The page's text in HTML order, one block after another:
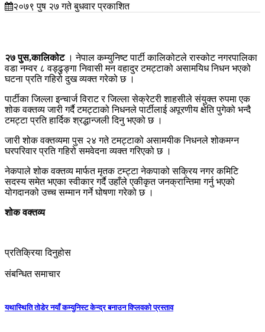
२०७९ पुष २७ गते बुधवार प्रकाशित
२७ पुस,कालिकोट। नेपाल कम्युनिष्ट पार्टी कालिकोटले रास्कोट नगरपालिका
वडा नम्वर ८ वड्ढुङ्गा निवासी मन वहादुर टमट्टाको असामयिध निधन भएको
घटना प्रति गहिरो दुख व्यक्त गरेको छ ।
पार्टीका जिल्ला इन्चार्ज विराट र जिल्ला सेक्रेटरी शाहसीले संयुक्त रुपमा एक
शोक वक्तव्य जारी गर्दै टमट्टाको निधनले पार्टीलाई अपूरणीय क्षेति पुगेको भन्दै
टमट्टा प्रति हार्दिक श्रद्धान्जली दिनु भएको छ ।
जारी शोक वक्तव्यमा पुस २४ गते टमट्टाको असामयीक निधनले शोकमग्न
घरपरिवार प्रति गहिरो समवेदना व्यक्त गरिएको छ ।
नेकपाले शोक वक्तव्य मार्फत मृतक टम्ट्टा नेकपाको सक्रिय नगर कमिटि
सदस्य समेत भएका स्वीकार गर्दै उहाँले एकीकृत जनक्रान्तिमा गर्नु भएको
योगदानको उच्च सम्मान गर्ने घोषणा गरेको छ ।
शोक वक्तव्य
प्रतिक्रिया दिनुहोस
संबन्धित समाचार
यथास्थिति तोडेर नयाँ कम्युनिस्ट केन्द्र बनाउन विप्लवको प्रस्ताव